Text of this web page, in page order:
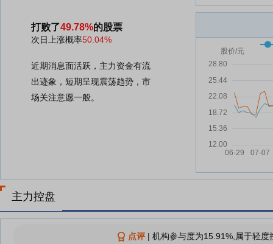
打败了49.78%的股票
次日上涨概率50.04%
近期消息面活跃，主力资金有流
出迹象，短期呈现震荡趋势，市
场关注意愿一般。
主力控盘
点评| 机构参与度为15.91%,属于轻